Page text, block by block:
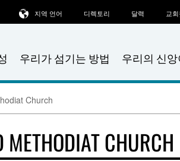
우리가 섬기는 방법 우리의 신
지역 언어 디렉토리 달력 교
Church
CHURCH